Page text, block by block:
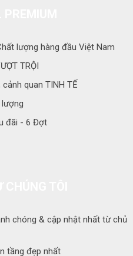
lượng hàng đầu Việt Nam
TRỘI
quan TINH TẾ
đãi - 6 Đợt
chóng & cập nhật nhất từ chủ
tầng đẹp nhất